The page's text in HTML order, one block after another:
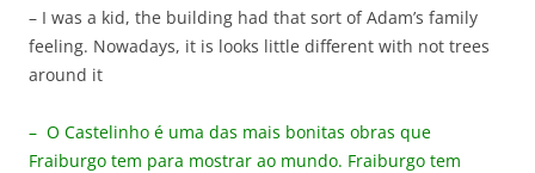
– I was a kid, the building had that sort of Adam’s family
feeling. Nowadays, it is looks little different with not trees
around it
– O Castelinho é uma das mais bonitas obras que
Fraiburgo tem para mostrar ao mundo. Fraiburgo tem